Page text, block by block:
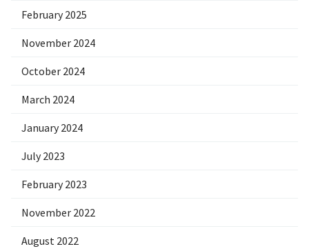
February 2025
November 2024
October 2024
March 2024
January 2024
July 2023
February 2023
November 2022
August 2022